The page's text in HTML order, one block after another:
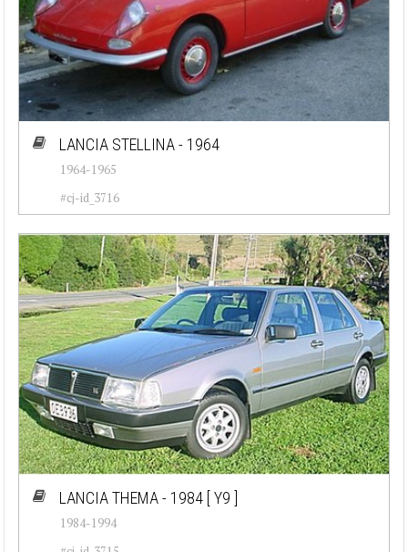
LANCIA STELLINA - 1964
1964-1965
#cj-id_3716
LANCIA THEMA - 1984 [ Y9 ]
1984-1994